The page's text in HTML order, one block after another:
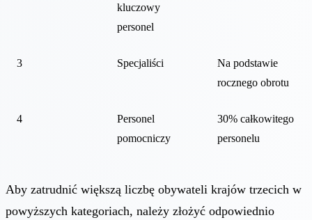
kluczowy
personel
3 Specjaliści
Na podstawie
rocznego obrotu
4
Personel
pomocniczy
30% całkowitego
personelu
Aby zatrudnić większą liczbę obywateli krajów trzecich w
powyższych kategoriach, należy złożyć odpowiednio